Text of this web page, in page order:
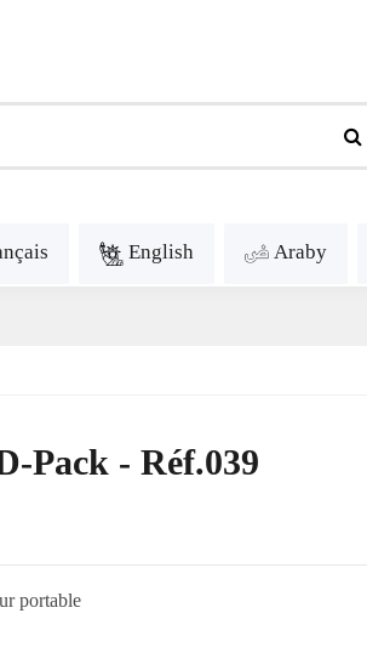
English Araby
Pack - Réf.039
portable